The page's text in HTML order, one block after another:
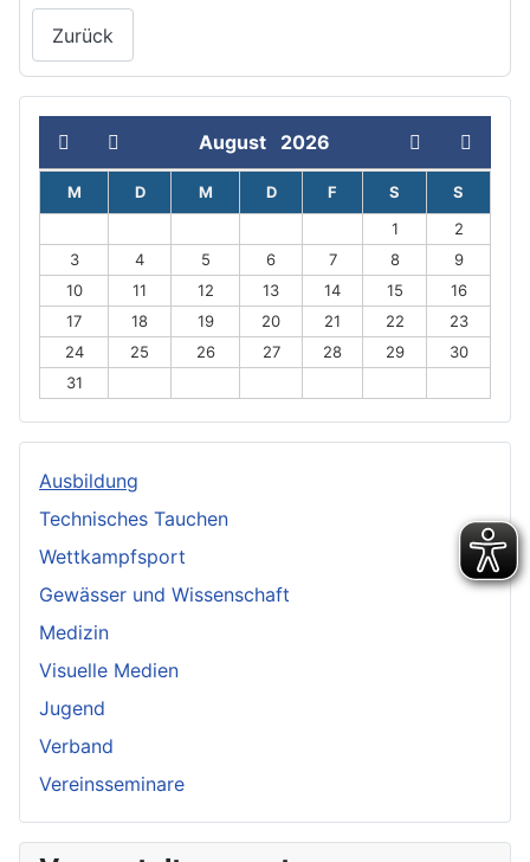
August 2026
M D M D F S
S
1
2
3
4 5 6 7 8
9
10
11 12 13 14 15
16
17
18 19 20 21 22
23
24
25 26 27 28 29
30
31
Ausbildung
Technisches Tauchen
Wettkampfsport
Gewässer und Wissenschaft
Medizin
Visuelle Medien
Jugend
Verband
Vereinsseminare
Zurück